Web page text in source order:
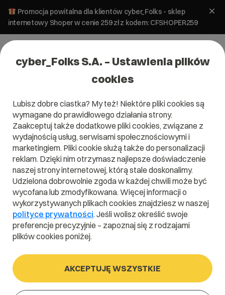
Promocja powitalna dla klientów cyber_Folks - sklep
internetowy Shoper w cenie 259 zł z kodem: CFSHOPER259
Domena .audio
Kiedy dźwięk przenika Twe ciało
.audio
Szukaj
cyber_Folks S.A. – Ustawienia plików
cookies
Lubisz dobre ciastka? My też! Niektóre pliki cookies są
wymagane do prawidłowego działania strony.
Zaakceptuj także dodatkowe pliki cookies, związane z
wydajnością usług, serwisami społecznościowymi i
marketingiem. Pliki cookie służą także do personalizacji
reklam. Dzięki nim otrzymasz najlepsze doświadczenie
naszej strony internetowej, którą stale doskonalimy.
Udzielona dobrowolnie zgoda w każdej chwili może być
wycofana lub zmodyfikowana. Więcej informacji o
wykorzystywanych plikach cookies znajdziesz w naszej
polityce prywatności. Jeśli wolisz określić swoje
preferencje precyzyjnie – zapoznaj się z rodzajami
plików cookies poniżej.
AKCEPTUJĘ WSZYSTKIE